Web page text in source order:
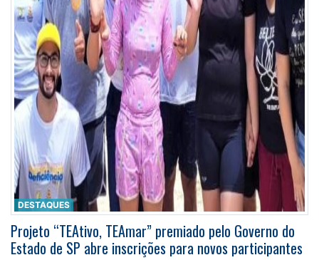
DESTAQUES
Projeto “TEAtivo, TEAmar” premiado pelo Governo do
Estado de SP abre inscrições para novos participantes